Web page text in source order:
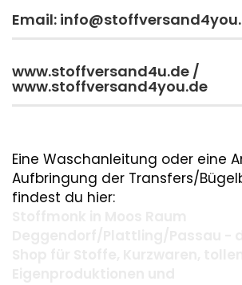
Email:
www.stoffversand4u.de /
www.stoffversand4you.de
Eine Waschanleitung oder eine
Aufbringung der Transfers/
findest du hier: